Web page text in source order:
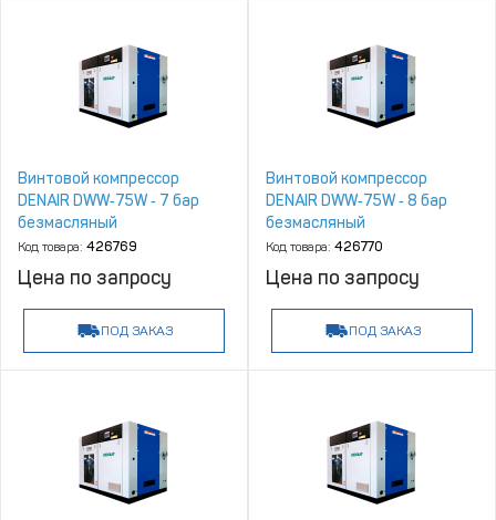
Винтовой компрессор
DENAIR DWW‑75W ‑ 7 бар
безмасляный
Код товара: 426769
Цена по запросу
ПОД ЗАКАЗ
Винтовой компрессор
DENAIR DWW‑75W ‑ 8 бар
безмасляный
Код товара: 426770
Цена по запросу
ПОД ЗАКАЗ